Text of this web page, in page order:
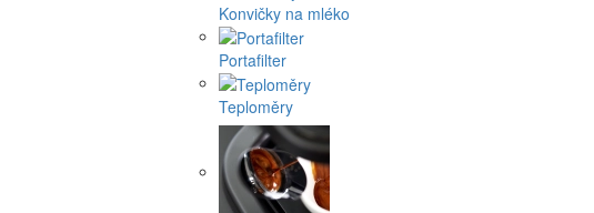
Konvičky na mléko
Portafilter
Teploměry